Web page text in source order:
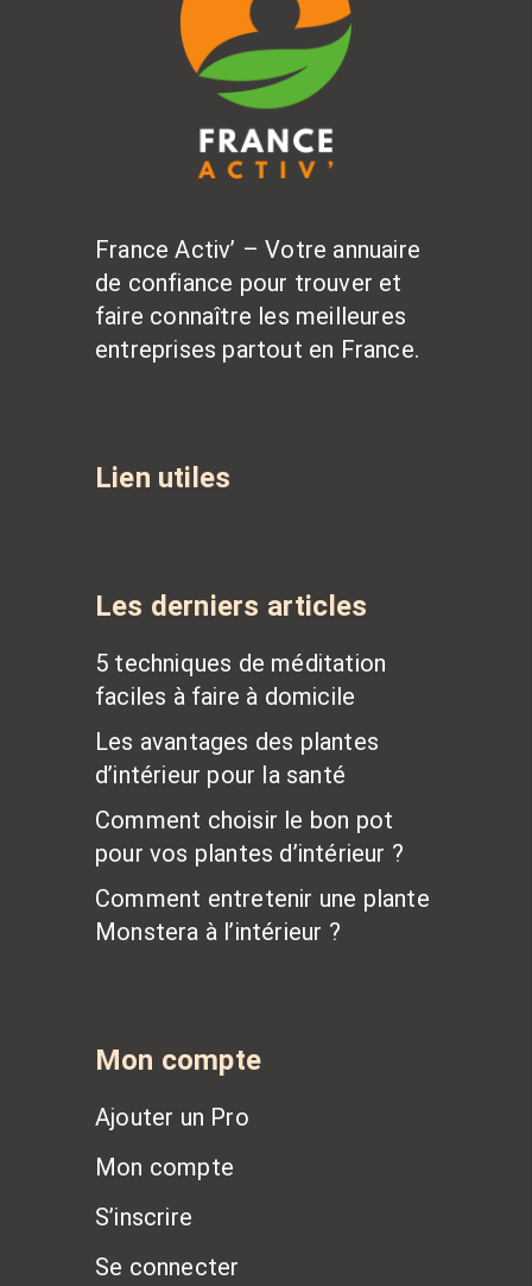
France Activ’ – Votre annuaire
de confiance pour trouver et
faire connaître les meilleures
entreprises partout en France.
Lien utiles
Les derniers articles
5 techniques de méditation
faciles à faire à domicile
Les avantages des plantes
d’intérieur pour la santé
Comment choisir le bon pot
pour vos plantes d’intérieur ?
Comment entretenir une plante
Monstera à l’intérieur ?
Mon compte
Ajouter un Pro
Mon compte
S’inscrire
Se connecter